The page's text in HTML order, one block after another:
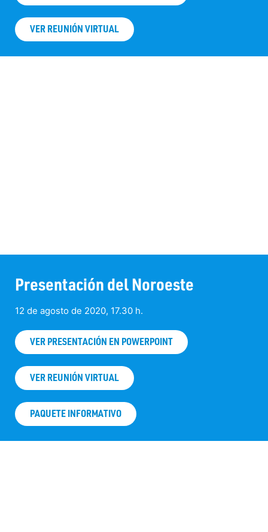
VER REUNIÓN VIRTUAL
Presentación del Noroeste
12 de agosto de 2020, 17.30 h.
VER PRESENTACIÓN EN POWERPOINT
VER REUNIÓN VIRTUAL
PAQUETE INFORMATIVO